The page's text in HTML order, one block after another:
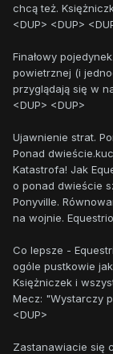
chcą też.
<DUP> <DUP>
Finałowy
powietrznej (i
przyglądają się w
<DUP> <DUP>
Ujawnienie strat.
Ponad
Katastrofa! Jak
o ponad dwieście
Ponyville.
na wojnie.
Co lepsze -
ogóle pustkowie
Księżniczek i
Mecz: "Wystarczy
<DUP>
Zastanawiacie się